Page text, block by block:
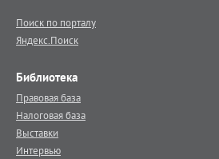
Поиск по порталу
Яндекс.Поиск
Библиотека
Правовая база
Налоговая база
Выставки
Интервью